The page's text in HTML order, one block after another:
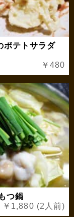
ポテトサラダ
￥480
つ鍋
￥1,880 (2人前)